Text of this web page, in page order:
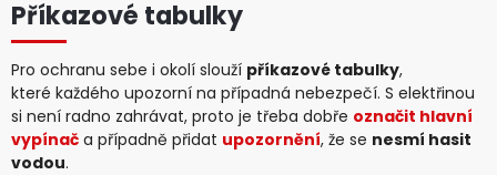
Příkazové tabulky
Pro ochranu sebe i okolí slouží příkazové tabulky,
které každého upozorní na případná nebezpečí. S elektřinou
si není radno zahrávat, proto je třeba dobře označit hlavní
vypínač a případně přidat upozornění, že se nesmí hasit
vodou.